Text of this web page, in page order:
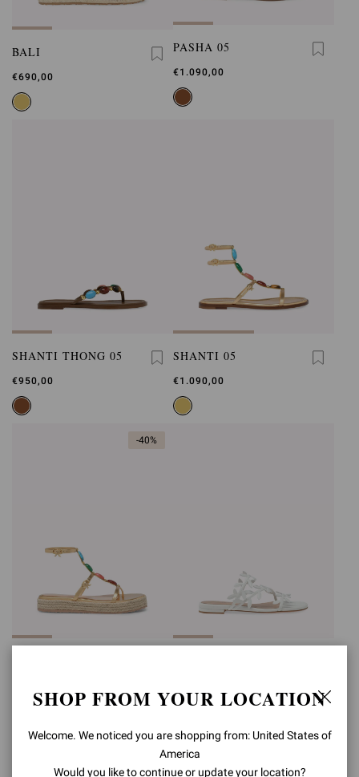
BALI
€690,00
PASHA 05
€1.090,00
SHANTI THONG 05
€950,00
SHANTI 05
€1.090,00
-40%
SHOP FROM YOUR LOCATION
Welcome. We noticed you are shopping from: United States of
America
Would you like to continue or update your location?